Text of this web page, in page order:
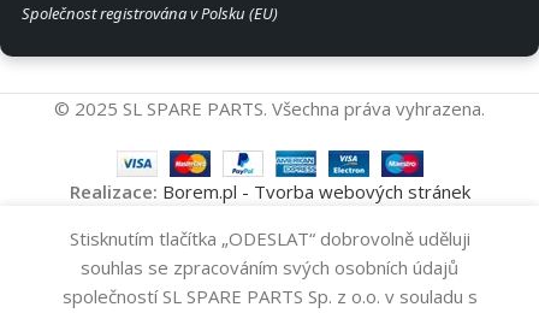
Společnost registrována v Polsku (EU)
© 2025 SL SPARE PARTS. Všechna práva vyhrazena.
Realizace: Borem.pl - Tvorba webových stránek
Seznam přání
KošíkMůj účet
Stisknutím tlačítka „ODESLAT“ dobrovolně uděluji
souhlas se zpracováním svých osobních údajů
společností SL SPARE PARTS Sp. z o.o. v souladu s
Turbodmychadlo
773720 GARRETT
6
728Kč
- +
Přidat Do
Koupit Nyní